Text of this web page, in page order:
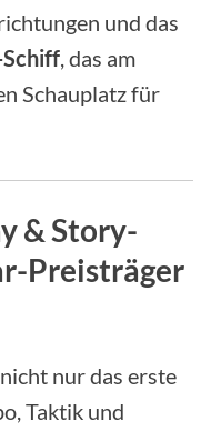
und das
, das am
Schauplatz für
& Story-
Preisträger
nur das erste
Taktik und